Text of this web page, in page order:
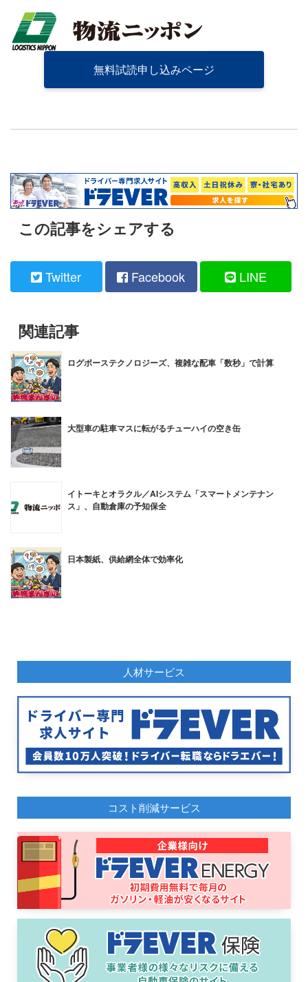
無料試読申し込みページ
この記事をシェアする
Twitter Facebook LINE
関連記事
ログポーステクノロジーズ、複雑な配車「数秒」で計算
大型車の駐車マスに転がるチューハイの空き缶
イトーキとオラクル／AIシステム「スマートメンテナン
ス」、自動倉庫の予知保全
日本製紙、供給網全体で効率化
人材サービス
コスト削減サービス